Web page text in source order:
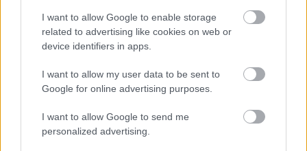
I want to allow Google to enable storage
related to advertising like cookies on web or
device identifiers in apps.
I want to allow my user data to be sent to
Google for online advertising purposes.
I want to allow Google to send me
personalized advertising.
állt össze!